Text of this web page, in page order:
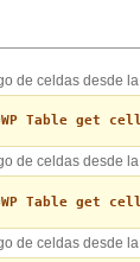
de celdas desde
WP Table get
de celdas desde
WP Table get
de celdas desde